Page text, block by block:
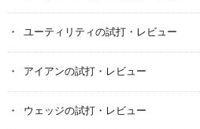
ユーティリティの試打・レビュー
アイアンの試打・レビュー
ウェッジの試打・レビュー